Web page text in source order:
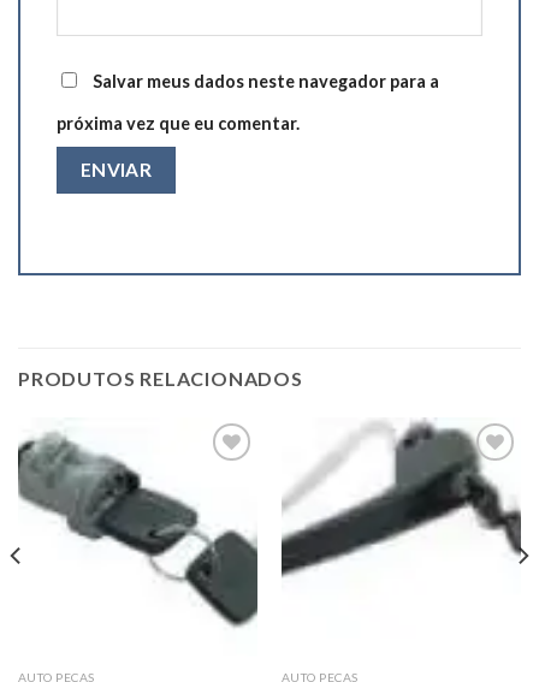
Salvar meus dados neste navegador para a
próxima vez que eu comentar.
PRODUTOS RELACIONADOS
AUTO PEÇAS
Add to
wishlist
AUTO PEÇAS